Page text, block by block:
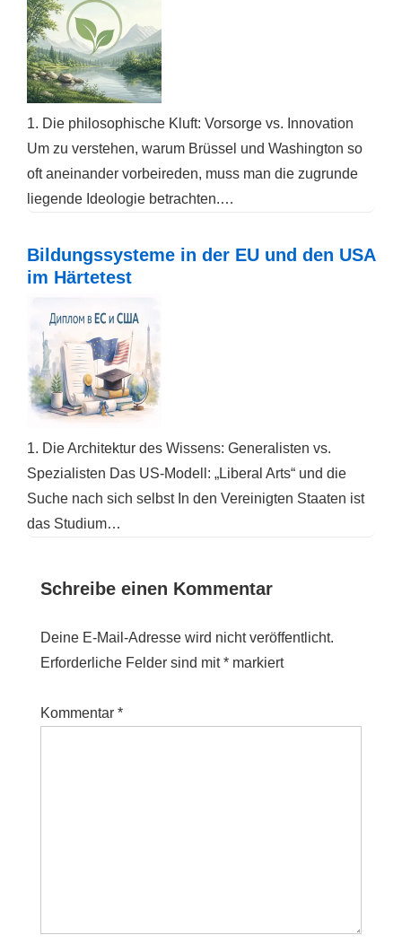
1. Die philosophische Kluft: Vorsorge vs. Innovation
Um zu verstehen, warum Brüssel und Washington so
oft aneinander vorbeireden, muss man die zugrunde
liegende Ideologie betrachten.…
Bildungssysteme in der EU und den USA
im Härtetest
1. Die Architektur des Wissens: Generalisten vs.
Spezialisten Das US-Modell: „Liberal Arts“ und die
Suche nach sich selbst In den Vereinigten Staaten ist
das Studium…
Schreibe einen Kommentar
Deine E-Mail-Adresse wird nicht veröffentlicht.
Erforderliche Felder sind mit* markiert
Kommentar *